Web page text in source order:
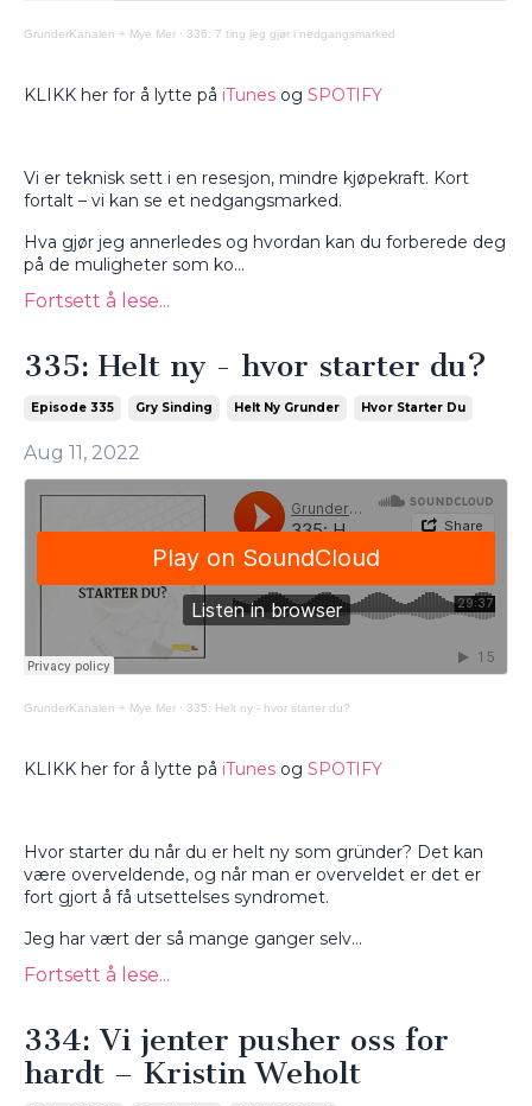
GrunderKanalen + Mye Mer · 336: 7 ting jeg gjør i nedgangsmarked
KLIKK her for å lytte på iTunes og SPOTIFY
Vi er teknisk sett i en resesjon, mindre kjøpekraft. Kort
fortalt – vi kan se et nedgangsmarked.
Hva gjør jeg annerledes og hvordan kan du forberede deg
på de muligheter som ko...
Fortsett å lese...
335: Helt ny - hvor starter du?
Episode 335 Gry Sinding Helt Ny Grunder Hvor Starter Du
Aug 11, 2022
GrunderKanalen + Mye Mer · 335: Helt ny - hvor starter du?
KLIKK her for å lytte på iTunes og SPOTIFY
Hvor starter du når du er helt ny som gründer? Det kan
være overveldende, og når man er overveldet er det er
fort gjort å få utsettelses syndromet.
Jeg har vært der så mange ganger selv...
Fortsett å lese...
334: Vi jenter pusher oss for
hardt – Kristin Weholt